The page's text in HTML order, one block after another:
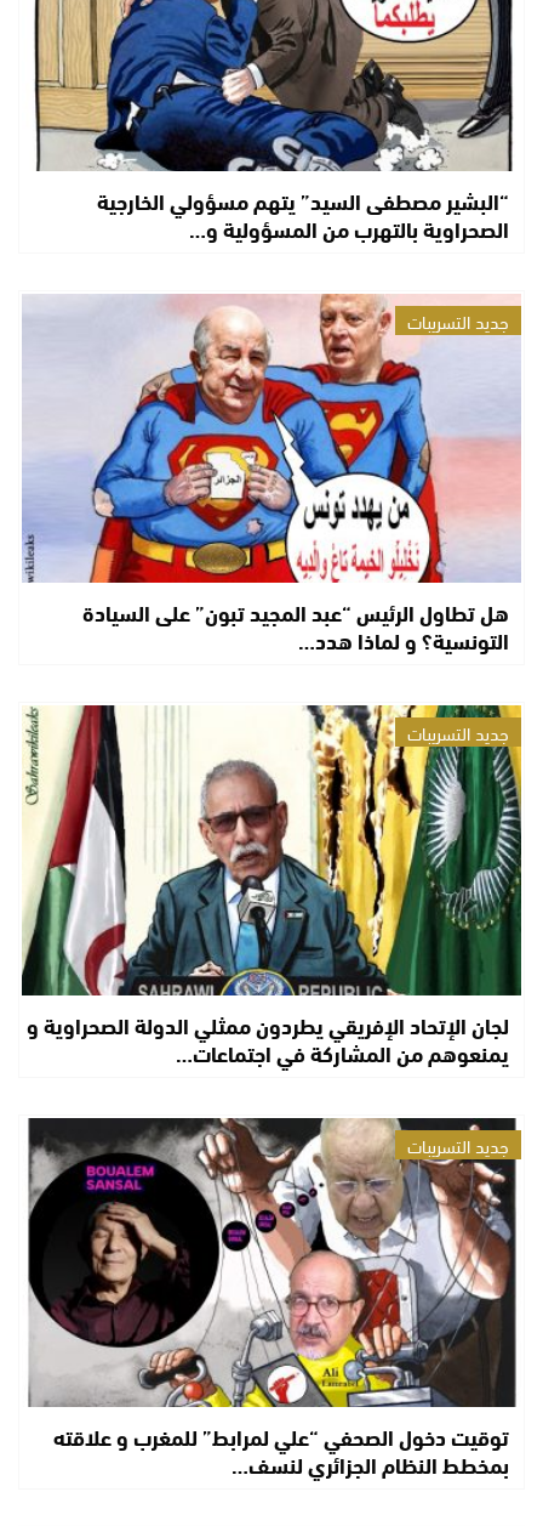
“البشير مصطفى السيد” يتهم مسؤولي الخارجية
الصحراوية بالتهرب من المسؤولية و…
جديد التسريبات
هل تطاول الرئيس “عبد المجيد تبون” على السيادة
التونسية؟ و لماذا هدد…
جديد التسريبات
لجان الإتحاد الإفريقي يطردون ممثلي الدولة الصحراوية و
يمنعوهم من المشاركة في اجتماعات…
جديد التسريبات
توقيت دخول الصحفي “علي لمرابط” للمغرب و علاقته
بمخطط النظام الجزائري لنسف…